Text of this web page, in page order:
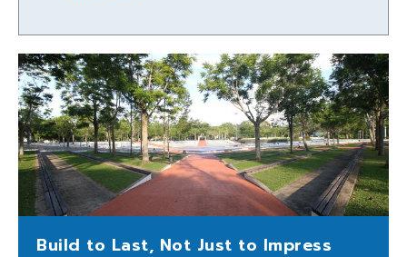
Build to Last, Not Just to Impress